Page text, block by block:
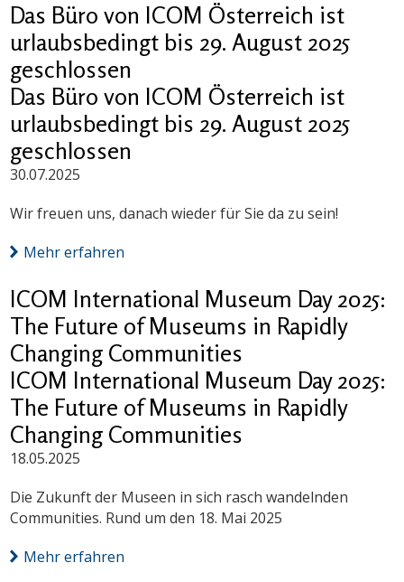
Das Büro von ICOM Österreich ist
urlaubsbedingt bis 29. August 2025
geschlossen
Das Büro von ICOM Österreich ist
urlaubsbedingt bis 29. August 2025
geschlossen
30.07.2025
Wir freuen uns, danach wieder für Sie da zu sein!
Mehr erfahren
ICOM International Museum Day 2025:
The Future of Museums in Rapidly
Changing Communities
ICOM International Museum Day 2025:
The Future of Museums in Rapidly
Changing Communities
18.05.2025
Die Zukunft der Museen in sich rasch wandelnden
Communities. Rund um den 18. Mai 2025
Mehr erfahren